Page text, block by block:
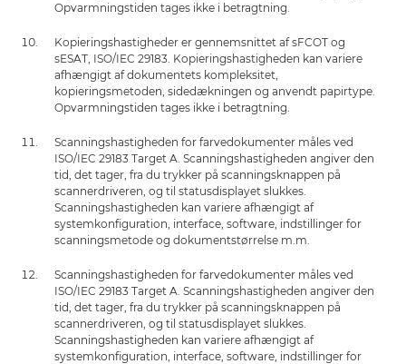
Opvarmningstiden tages ikke i betragtning.
Kopieringshastigheder er gennemsnittet af sFCOT og
sESAT, ISO/IEC 29183. Kopieringshastigheden kan variere
afhængigt af dokumentets kompleksitet,
kopieringsmetoden, sidedækningen og anvendt papirtype.
Opvarmningstiden tages ikke i betragtning.
Scanningshastigheden for farvedokumenter måles ved
ISO/IEC 29183 Target A. Scanningshastigheden angiver den
tid, det tager, fra du trykker på scanningsknappen på
scannerdriveren, og til statusdisplayet slukkes.
Scanningshastigheden kan variere afhængigt af
systemkonfiguration, interface, software, indstillinger for
scanningsmetode og dokumentstørrelse m.m.
Scanningshastigheden for farvedokumenter måles ved
ISO/IEC 29183 Target A. Scanningshastigheden angiver den
tid, det tager, fra du trykker på scanningsknappen på
scannerdriveren, og til statusdisplayet slukkes.
Scanningshastigheden kan variere afhængigt af
systemkonfiguration, interface, software, indstillinger for